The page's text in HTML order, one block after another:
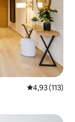
Calificación
4,93 (113)